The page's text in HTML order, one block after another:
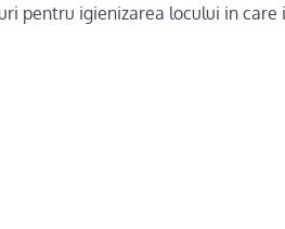
pentru igienizarea locului in care